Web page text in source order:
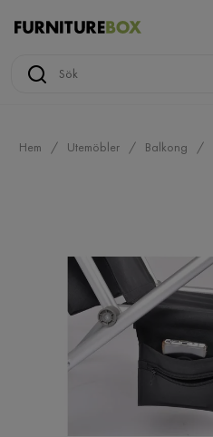
Hem Utemöbler Balkong